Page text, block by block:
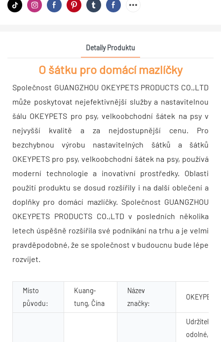
Detaily Produktu
O šátku pro domácí mazlíčky
Společnost GUANGZHOU OKEYPETS PRODUCTS CO.,LTD
může poskytovat nejefektivnější služby a nastavitelnou
šálu OKEYPETS pro psy, velkoobchodní šátek na psy v
nejvyšší kvalitě a za nejdostupnější cenu. Pro
bezchybnou výrobu nastavitelných šátků a šátků
OKEYPETS pro psy, velkoobchodní šátek na psy, používá
moderní technologie a inovativní prostředky. Oblasti
použití produktu se dosud rozšířily i na další oblečení a
doplňky pro domácí mazlíčky. Společnost GUANGZHOU
OKEYPETS PRODUCTS CO.,LTD v posledních několika
letech úspěšně rozšířila své podnikání na trhu a je velmi
pravděpodobné, že se společnost v budoucnu bude lépe
rozvíjet.
Místo
původu:
Kuang-
tung, Čína
Název
značky:
OKEYPETS
Udržitelné,
odolné,